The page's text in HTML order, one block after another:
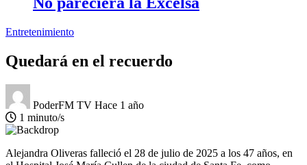
Entretenimiento
Quedará en el recuerdo
PoderFM TV Hace 1 año
1 minuto/s
Alejandra Oliveras falleció el 28 de julio de 2025 a los 47 años, en